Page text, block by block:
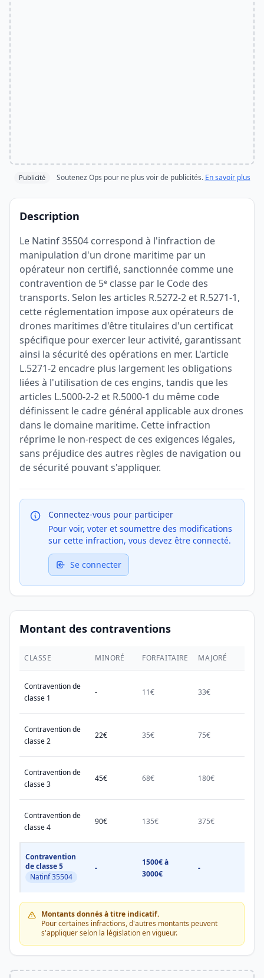
Publicité Soutenez Ops pour ne plus voir de publicités. En savoir plus
Description
Le Natinf 35504 correspond à l'infraction de
manipulation d'un drone maritime par un
opérateur non certifié, sanctionnée comme une
contravention de 5ᵉ classe par le Code des
transports. Selon les articles R.5272-2 et R.5271-1,
cette réglementation impose aux opérateurs de
drones maritimes d'être titulaires d'un certificat
spécifique pour exercer leur activité, garantissant
ainsi la sécurité des opérations en mer. L'article
L.5271-2 encadre plus largement les obligations
liées à l'utilisation de ces engins, tandis que les
articles L.5000-2-2 et R.5000-1 du même code
définissent le cadre général applicable aux drones
dans le domaine maritime. Cette infraction
réprime le non-respect de ces exigences légales,
sans préjudice des autres règles de navigation ou
de sécurité pouvant s'appliquer.
Connectez-vous pour participer
Pour voir, voter et soumettre des modifications
sur cette infraction, vous devez être connecté.
Se connecter
Montant des contraventions
CLASSE MINORÉ FORFAITAIRE MAJORÉ
Contravention de
classe 1
- 11€ 33€
Contravention de
classe 2
22€ 35€ 75€
Contravention de
classe 3
45€ 68€ 180€
Contravention de
classe 4
90€ 135€ 375€
Contravention
de classe 5
Natinf 35504
-
1500€ à
3000€
-
Montants donnés à titre indicatif.
Pour certaines infractions, d'autres montants peuvent
s'appliquer selon la législation en vigueur.